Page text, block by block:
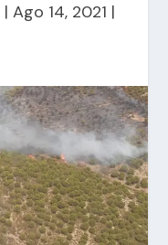
| Ago 14, 2021 |